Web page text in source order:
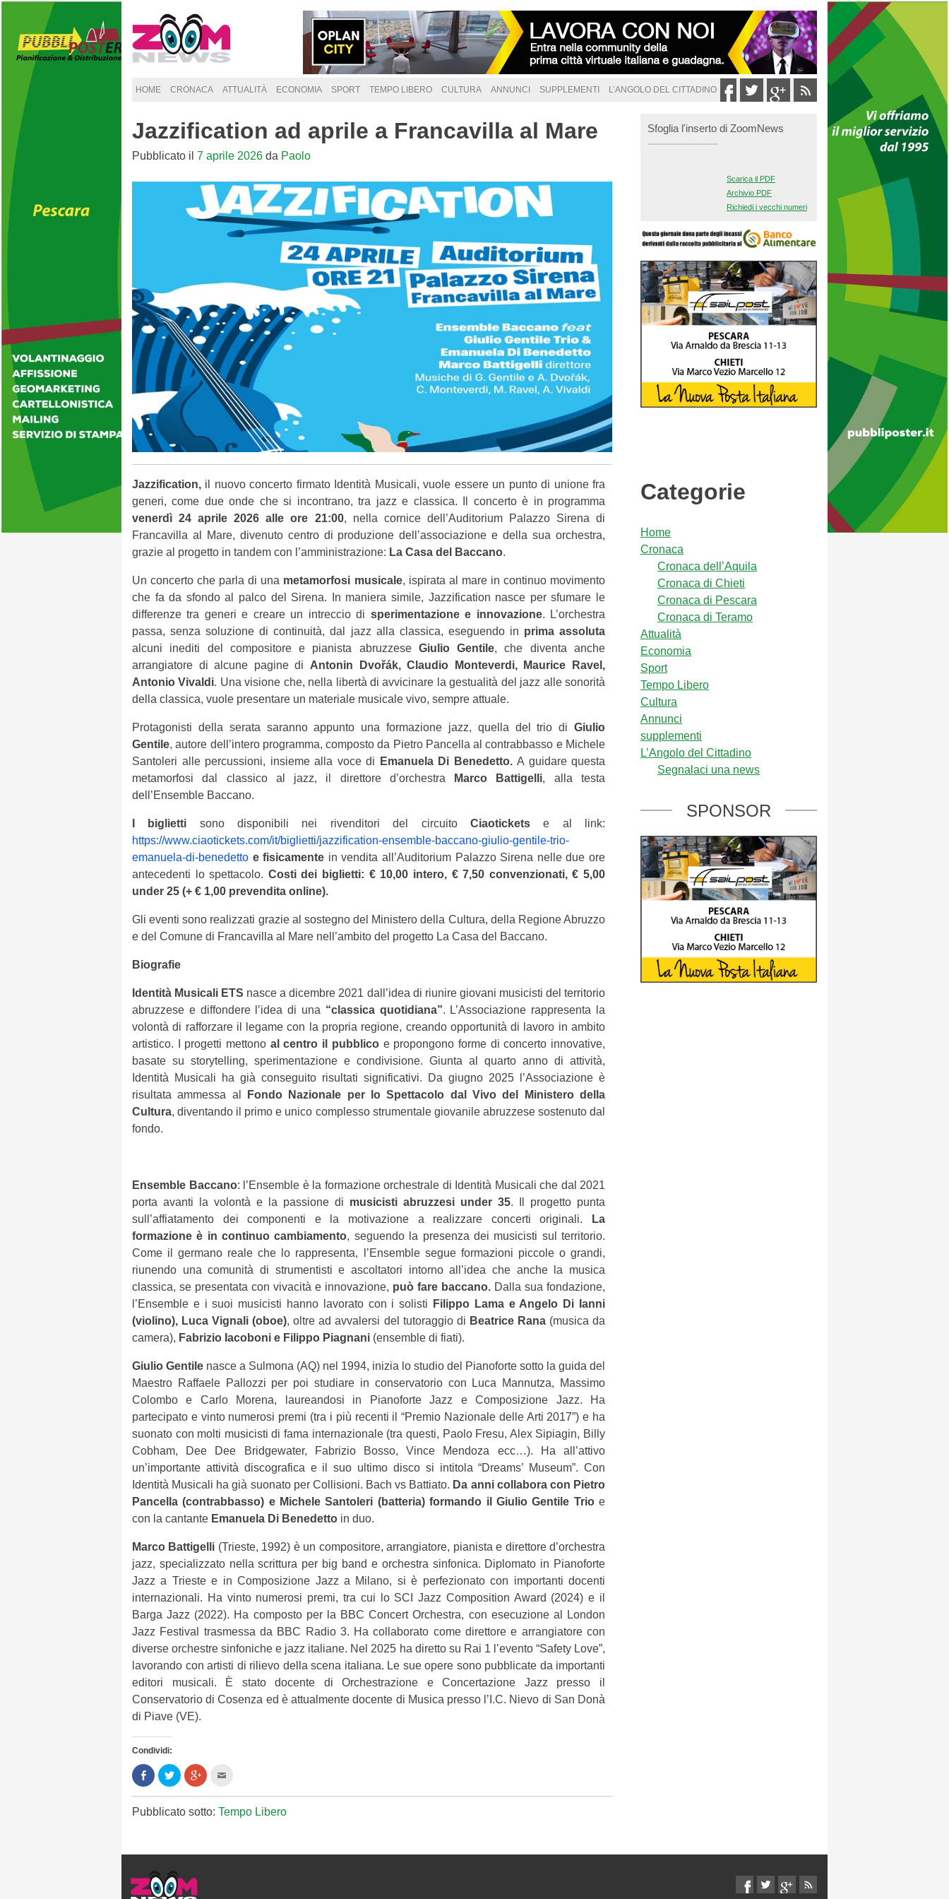
to
content
HOME CRONACA ATTUALITÀ ECONOMIA SPORT TEMPO LIBERO CULTURA ANNUNCI SUPPLEMENTI L’ANGOLO DEL CITTADINO
Jazzification ad aprile a Francavilla al Mare
Pubblicato il 7 aprile 2026 da Paolo
Jazzification, il nuovo concerto firmato Identità Musicali, vuole essere un punto di unione fra
generi, come due onde che si incontrano, tra jazz e classica. Il concerto è in programma
venerdì 24 aprile 2026 alle ore 21:00, nella cornice dell’Auditorium Palazzo Sirena di
Francavilla al Mare, divenuto centro di produzione dell’associazione e della sua orchestra,
grazie al progetto in tandem con l’amministrazione: La Casa del Baccano.
Un concerto che parla di una metamorfosi musicale, ispirata al mare in continuo movimento
che fa da sfondo al palco del Sirena. In maniera simile, Jazzification nasce per sfumare le
differenze tra generi e creare un intreccio di sperimentazione e innovazione. L’orchestra
passa, senza soluzione di continuità, dal jazz alla classica, eseguendo in prima assoluta
alcuni inediti del compositore e pianista abruzzese Giulio Gentile, che diventa anche
arrangiatore di alcune pagine di Antonin Dvořák, Claudio Monteverdi, Maurice Ravel,
Antonio Vivaldi. Una visione che, nella libertà di avvicinare la gestualità del jazz alle sonorità
della classica, vuole presentare un materiale musicale vivo, sempre attuale.
Protagonisti della serata saranno appunto una formazione jazz, quella del trio di Giulio
Gentile, autore dell’intero programma, composto da Pietro Pancella al contrabbasso e Michele
Santoleri alle percussioni, insieme alla voce di
Emanuela Di Benedetto. A guidare questa
metamorfosi dal classico al jazz, il direttore d’orchestra
Marco Battigelli, alla testa
dell’Ensemble Baccano.
I biglietti sono disponibili nei rivenditori del circuito Ciaoticketse al link:
https://www.ciaotickets.com/it/biglietti/jazzification-ensemble-baccano-giulio-gentile-trio-
emanuela-di-benedetto e fisicamente in vendita all’Auditorium Palazzo Sirena nelle due ore
antecedenti lo spettacolo. Costi dei biglietti: € 10,00 intero, € 7,50 convenzionati, € 5,00
under 25 (+ € 1,00 prevendita online).
Gli eventi sono realizzati grazie al sostegno del Ministero della Cultura, della Regione Abruzzo
e del Comune di Francavilla al Mare nell’ambito del progetto La Casa del Baccano.
Biografie
Identità Musicali ETS nasce a dicembre 2021 dall’idea di riunire giovani musicisti del territorio
abruzzese e diffondere l’idea di una “classica quotidiana”. L’Associazione rappresenta la
volontà di rafforzare il legame con la propria regione, creando opportunità di lavoro in ambito
artistico. I progetti mettono al centro il pubblicoe propongono forme di concerto innovative,
basate su storytelling, sperimentazione e condivisione. Giunta al quarto anno di attività,
Identità Musicali ha già conseguito risultati significativi. Da giugno 2025 l’Associazione è
risultata ammessa al
Fondo Nazionale per lo Spettacolo dal Vivo del Ministero della
Cultura, diventando il primo e unico complesso strumentale giovanile abruzzese sostenuto dal
fondo.
Ensemble Baccano: l’Ensemble è la formazione orchestrale di Identità Musicali che dal 2021
porta avanti la volontà e la passione di musicisti abruzzesi under 35. Il progetto punta
sull’affiatamento dei componenti e la motivazione a realizzare concerti originali.
La
formazione è in continuo cambiamento, seguendo la presenza dei musicisti sul territorio.
Come il germano reale che lo rappresenta, l’Ensemble segue formazioni piccole o grandi,
riunendo una comunità di strumentisti e ascoltatori intorno all’idea che anche la musica
classica, se presentata con vivacità e innovazione, può fare baccano. Dalla sua fondazione,
l’Ensemble e i suoi musicisti hanno lavorato con i solisti
Filippo Lama e Angelo Di Ianni
(violino), Luca Vignali (oboe), oltre ad avvalersi del tutoraggio di Beatrice Rana (musica da
camera), Fabrizio Iacoboni e Filippo Piagnani (ensemble di fiati).
Giulio Gentile nasce a Sulmona (AQ) nel 1994, inizia lo studio del Pianoforte sotto la guida del
Maestro Raffaele Pallozzi per poi studiare in conservatorio con Luca Mannutza, Massimo
Colombo e Carlo Morena, laureandosi in Pianoforte Jazz e Composizione Jazz. Ha
partecipato e vinto numerosi premi (tra i più recenti il “Premio Nazionale delle Arti 2017”) e ha
suonato con molti musicisti di fama internazionale (tra questi, Paolo Fresu, Alex Sipiagin, Billy
Cobham, Dee Dee Bridgewater, Fabrizio Bosso, Vince Mendoza ecc…). Ha all’attivo
un’importante attività discografica e il suo ultimo disco si intitola “Dreams’ Museum”. Con
Identità Musicali ha già suonato per Collisioni. Bach vs Battiato. Da anni collabora con Pietro
Pancella (contrabbasso) e Michele Santoleri (batteria) formando il Giulio Gentile Trioe
con la cantante Emanuela Di Benedetto in duo.
Marco Battigelli (Trieste, 1992) è un compositore, arrangiatore, pianista e direttore d’orchestra
jazz, specializzato nella scrittura per big band e orchestra sinfonica. Diplomato in Pianoforte
Jazz a Trieste e in Composizione Jazz a Milano, si è perfezionato con importanti docenti
internazionali. Ha vinto numerosi premi, tra cui lo SCI Jazz Composition Award (2024) e il
Barga Jazz (2022). Ha composto per la BBC Concert Orchestra, con esecuzione al London
Jazz Festival trasmessa da BBC Radio 3. Ha collaborato come direttore e arrangiatore con
diverse orchestre sinfoniche e jazz italiane. Nel 2025 ha diretto su Rai 1 l’evento “Safety Love”,
lavorando con artisti di rilievo della scena italiana. Le sue opere sono pubblicate da importanti
editori musicali. È stato docente di Orchestrazione e Concertazione Jazz presso il
Conservatorio di Cosenza ed è attualmente docente di Musica presso l’I.C. Nievo di San Donà
di Piave (VE).
Condividi:
Condividi
su
Facebook
(Si
apre
in
Clicca
per
condividere
su
Twitter
(Si
finestra)
Clicca
per
su
Google+
(Si
finestra)
l'articolo
via
mail
apre
Pubblicato sotto: Tempo Libero
Sfoglia l'inserto di ZoomNews
Scarica il PDF
Archivio PDF
Richiedi i vecchi numeri
Categorie
Home
Cronaca
Cronaca dell’Aquila
Cronaca di Chieti
Cronaca di Pescara
Cronaca di Teramo
Attualità
Economia
Sport
Tempo Libero
Cultura
Annunci
supplementi
L’Angolo del Cittadino
Segnalaci una news
SPONSOR